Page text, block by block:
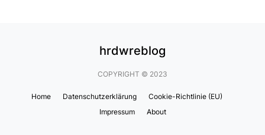
hrdwreblog
COPYRIGHT © 2023
Home Datenschutzerklärung
Cookie-Richtlinie (EU)
Impressum
About